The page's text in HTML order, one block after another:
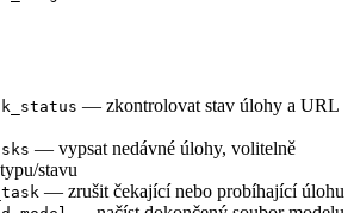
— zkontrolovat stav úlohy a URL
— vypsat nedávné úlohy, volitelně
stavu
— zrušit čekající nebo probíhající úlohu